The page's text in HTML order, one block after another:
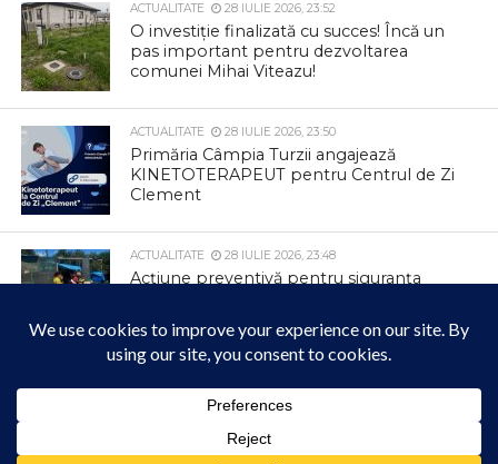
Acest site folosește cookies. Navigând în continuare, vă exprimați acordul asupra folosirii
cookie-urilor.
ACTUALITATE 28 IULIE 2026, 23:52
O investiție finalizată cu succes! Încă un
pas important pentru dezvoltarea
comunei Mihai Viteazu!
ACTUALITATE 28 IULIE 2026, 23:50
Primăria Câmpia Turzii angajează
KINETOTERAPEUT pentru Centrul de Zi
Clement
ACTUALITATE 28 IULIE 2026, 23:48
Acțiune preventivă pentru siguranța